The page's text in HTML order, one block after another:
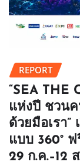
REPORT
“SEA THE
แห่งปี ชวนค
ด้วยมือเรา”
แบบ 360°
29 ก.ค.–12